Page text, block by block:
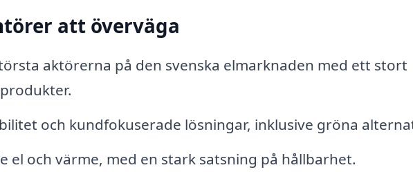
att överväga
aktörerna på den svenska elmarknaden med ett stort
och kundfokuserade lösningar, inklusive gröna
el och värme, med en stark satsning på hållbarhet.